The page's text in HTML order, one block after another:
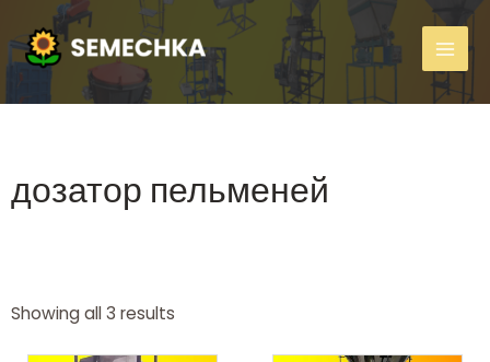
дозатор пельменей
Showing all 3 results